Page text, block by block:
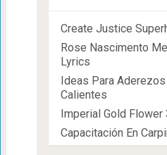
Create Justice
Rose Nascimento
Lyrics
Ideas Para
Calientes
Imperial Gold Flower
Capacitación En